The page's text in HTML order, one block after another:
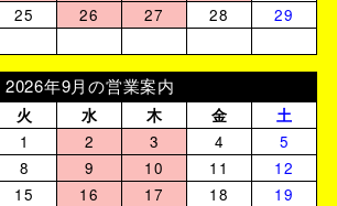
25 26 27 28
29
2026年9月の営業案内
火 水 木 金
土
1
2 3 4
5
8 9 10 11
12
15 16 17 18
19